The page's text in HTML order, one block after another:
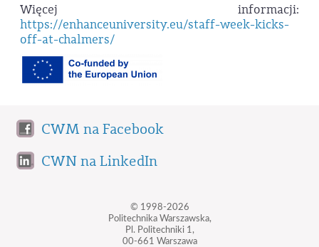
Więcej informacji:
https://enhanceuniversity.eu/staff-week-kicks-
off-at-chalmers/
CWM na Facebook
CWN na LinkedIn
© 1998-2026
Politechnika Warszawska,
Pl. Politechniki 1,
00-661 Warszawa